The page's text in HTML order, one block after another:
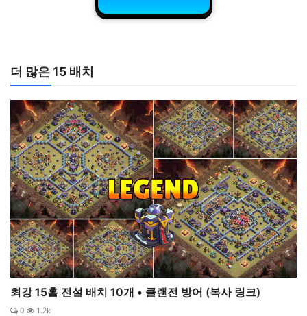
더 많은 15 배치
최강 15홀 전설 배치 10개 • 클랜전 방어 (복사 링크)
0 1.2k